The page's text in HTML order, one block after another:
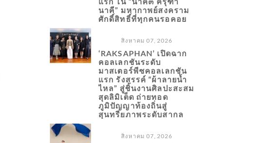
นาคี” มหากาพย์สงคราม
ศักดิ์สิทธิ์ที่ทุกคนรอคอย
สิงหาคม 07, 2026
‘RAKSAPHAN’ เปิดฉาก
คอลเลกชันระดับ
มาสเตอร์พีซคอลเลกชัน
แรก รังสรรค์ “ผ้าลายน้ำ
ไหล” สู่ชิ้นงานศิลปะสะสม
สุดลิมิเต็ด ถ่ายทอด
ภูมิปัญญาท้องถิ่นสู่
สุนทรียภาพระดับสากล
สิงหาคม 07, 2026